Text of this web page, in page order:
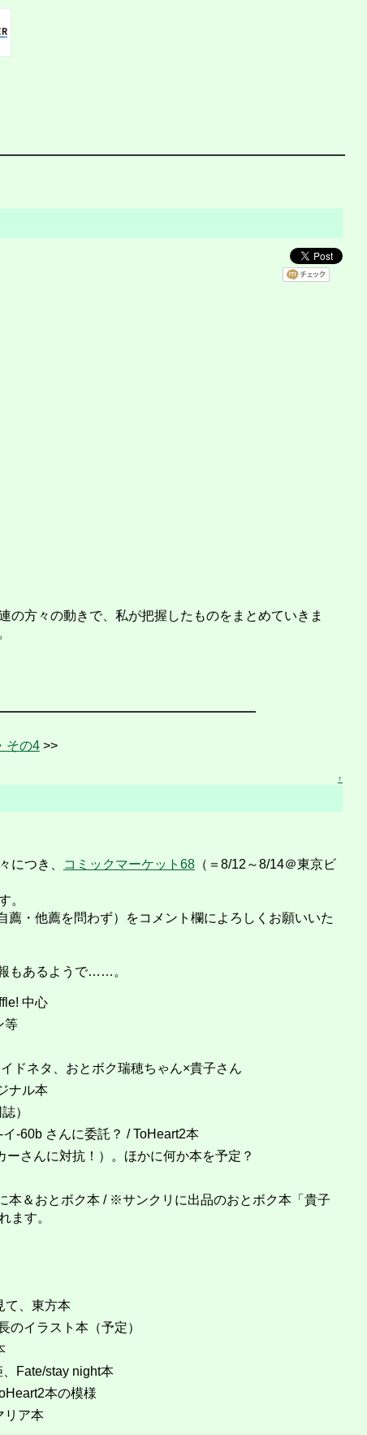
方々の動きで、私が把握したものをまとめていきま
その4>>
↑
につき、 コミックマーケット68（＝8/12～8/14＠東京ビ
。
・他薦を問わず）をコメント欄によろしくお願いいた
もあるようで……。
中心
等
ドネタ、おとボク瑞穂ちゃん×貴子さん
ナル本
）
イ-60b さんに委託？ / ToHeart2本
さんに対抗！）。ほかに何か本を予定？
本＆おとボク本 / ※サンクリに出品のおとボク本「貴子
ます。
て、東方本
イラスト本（予定）
Fate/stay night本
本の模様
リア本